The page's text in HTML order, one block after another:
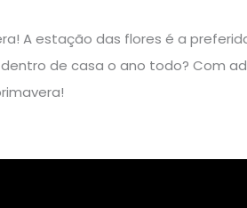
A estação das flores é a
de casa o ano todo? Com